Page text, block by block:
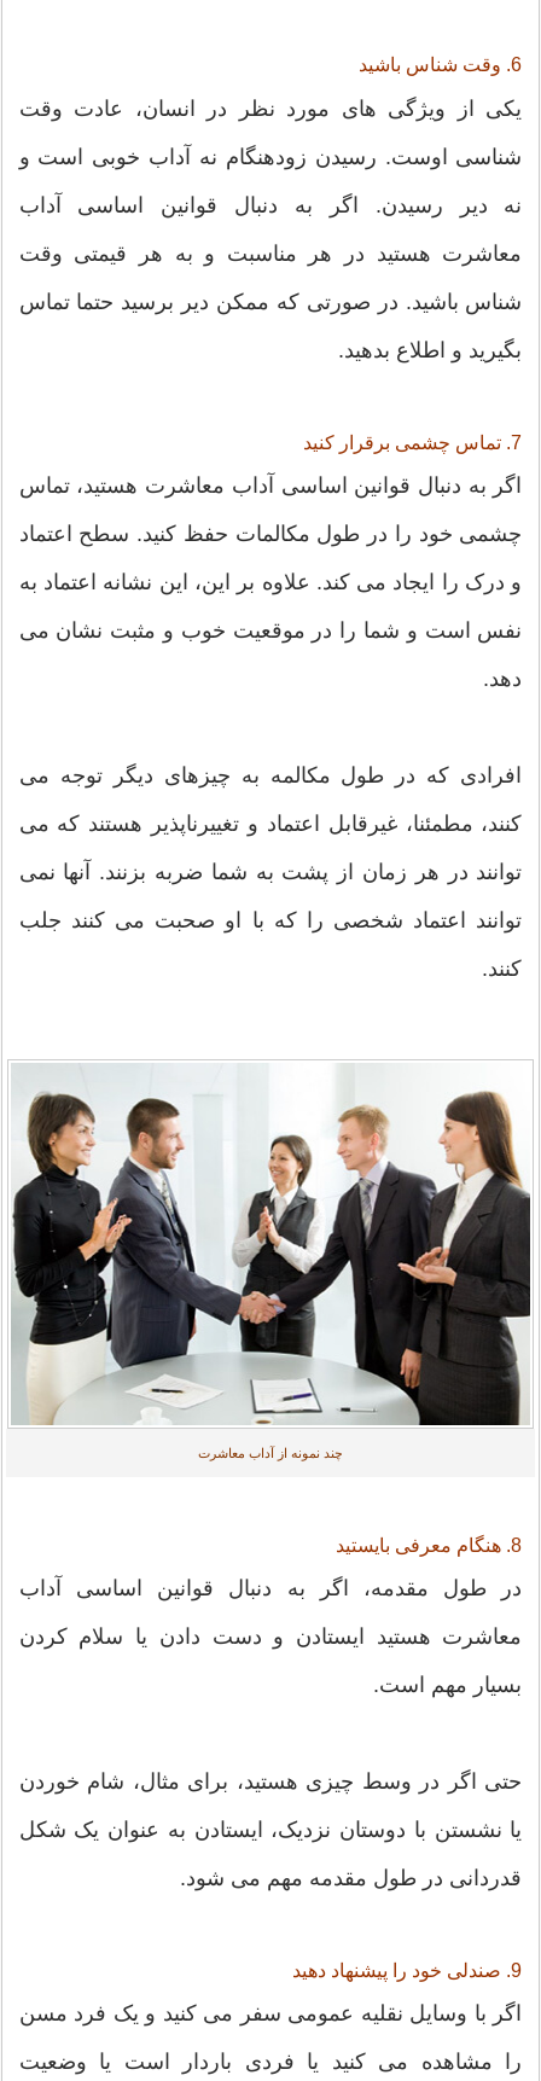
6. وقت شناس باشید
یکی از ویژگی های مورد نظر در انسان، عادت وقت
شناسی اوست. رسیدن زودهنگام نه آداب خوبی است و
نه دیر رسیدن. اگر به دنبال قوانین اساسی آداب
معاشرت هستید در هر مناسبت و به هر قیمتی وقت
شناس باشید. در صورتی که ممکن دیر برسید حتما تماس
بگیرید و اطلاع بدهید.
7. تماس چشمی برقرار کنید
اگر به دنبال قوانین اساسی آداب معاشرت هستید، تماس
چشمی خود را در طول مکالمات حفظ کنید. سطح اعتماد
و درک را ایجاد می کند. علاوه بر این، این نشانه اعتماد به
نفس است و شما را در موقعیت خوب و مثبت نشان می
دهد.
افرادی که در طول مکالمه به چیزهای دیگر توجه می
کنند، مطمئنا، غیرقابل اعتماد و تغییرناپذیر هستند که می
توانند در هر زمان از پشت به شما ضربه بزنند. آنها نمی
توانند اعتماد شخصی را که با او صحبت می کنند جلب
کنند.
چند نمونه از آداب معاشرت
8. هنگام معرفی بایستید
در طول مقدمه، اگر به دنبال قوانین اساسی آداب
معاشرت هستید ایستادن و دست دادن یا سلام کردن
بسیار مهم است.
حتی اگر در وسط چیزی هستید، برای مثال، شام خوردن
یا نشستن با دوستان نزدیک، ایستادن به عنوان یک شکل
قدردانی در طول مقدمه مهم می شود.
9. صندلی خود را پیشنهاد دهید
اگر با وسایل نقلیه عمومی سفر می کنید و یک فرد مسن
را مشاهده می کنید یا فردی باردار است یا وضعیت